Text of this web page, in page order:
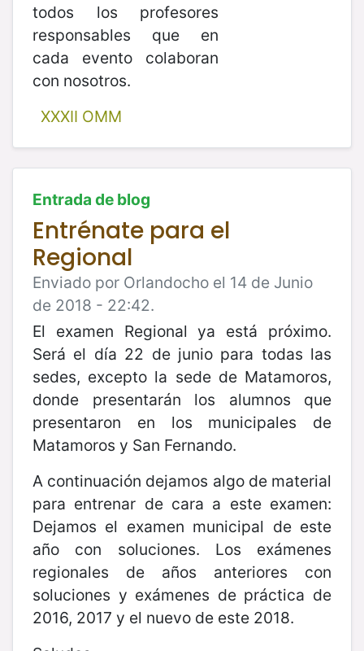
todos los profesores
responsables que en
cada evento colaboran
con nosotros.
XXXII OMM
Entrada de blog
Entrénate para el
Regional
Enviado por Orlandocho el 14 de Junio
de 2018 - 22:42.
El examen Regional ya está próximo.
Será el día 22 de junio para todas las
sedes, excepto la sede de Matamoros,
donde presentarán los alumnos que
presentaron en los municipales de
Matamoros y San Fernando.
A continuación dejamos algo de material
para entrenar de cara a este examen:
Dejamos el examen municipal de este
año con soluciones. Los exámenes
regionales de años anteriores con
soluciones y exámenes de práctica de
2016, 2017 y el nuevo de este 2018.